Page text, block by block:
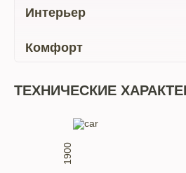
Интерьер
Комфорт
ТЕХНИЧЕСКИЕ
1900